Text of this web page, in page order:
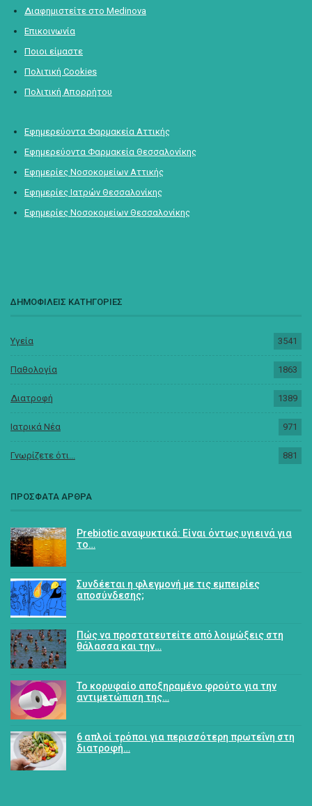
Διαφημιστείτε στο Medinova
Επικοινωνία
Ποιοι είμαστε
Πολιτική Cookies
Πολιτική Απορρήτου
Εφημερεύοντα Φαρμακεία Αττικής
Εφημερεύοντα Φαρμακεία Θεσσαλονίκης
Εφημερίες Νοσοκομείων Αττικής
Εφημερίες Ιατρών Θεσσαλονίκης
Εφημερίες Νοσοκομείων Θεσσαλονίκης
ΔΗΜΟΦΙΛΕΙΣ ΚΑΤΗΓΟΡΙΕΣ
Υγεία 3541
Παθολογία 1863
Διατροφή 1389
Ιατρικά Νέα 971
Γνωρίζετε ότι... 881
ΠΡΟΣΦΑΤΑ ΑΡΘΡΑ
Prebiotic αναψυκτικά: Είναι όντως υγιεινά για
το…
Συνδέεται η φλεγμονή με τις εμπειρίες
αποσύνδεσης;
Πώς να προστατευτείτε από λοιμώξεις στη
θάλασσα και την…
Το κορυφαίο αποξηραμένο φρούτο για την
αντιμετώπιση της…
6 απλοί τρόποι για περισσότερη πρωτεΐνη στη
διατροφή…